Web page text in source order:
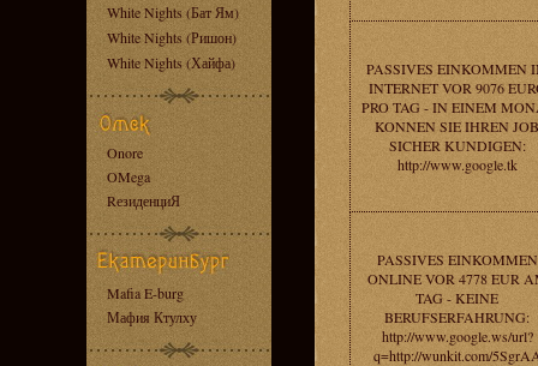
White Nights (Бат Ям)
White Nights (Ришон)
White Nights (Хайфа)
Onore
OMega
RезиденциЯ
Mafia E-burg
Мафия Ктулху
PASSIVES EINKOMMEN
INTERNET VOR 9076
PRO TAG - IN EINEM
KONNEN SIE IHREN JOB
SICHER KUNDIGEN:
http://www.google.tk
PASSIVES EINKOMMEN
ONLINE VOR 4778 EUR
TAG - KEINE
BERUFSERFAHRUNG:
http://www.google.ws/url?
q=http://wunkit.com/